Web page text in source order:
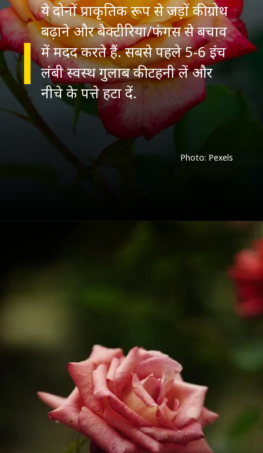
ये दोनों प्राकृतिक रूप से जड़ों की ग्रोथ
बढ़ाने और बैक्टीरिया/फंगस से बचाव
में मदद करते हैं. सबसे पहले 5-6 इंच
लंबी स्वस्थ गुलाब की टहनी लें और
नीचे के पत्ते हटा दें.
Photo: Pexels